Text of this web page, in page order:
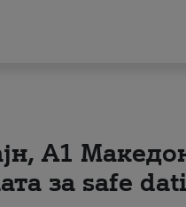
A1
за safe